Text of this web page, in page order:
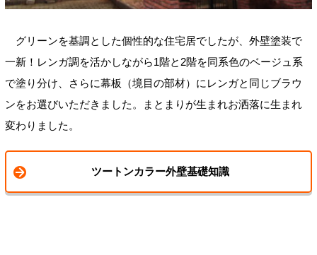
グリーンを基調とした個性的な住宅居でしたが、外壁塗装で
一新！レンガ調を活かしながら1階と2階を同系色のベージュ系
で塗り分け、さらに幕板（境目の部材）にレンガと同じブラウ
ンをお選びいただきました。まとまりが生まれお洒落に生まれ
変わりました。
ツートンカラー外壁基礎知識